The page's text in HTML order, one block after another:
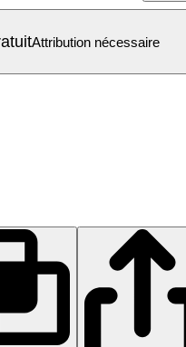
Attribution nécessaire